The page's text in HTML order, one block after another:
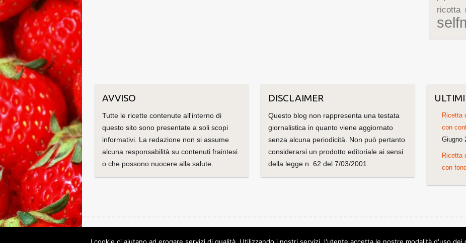
ricotta
AVVISO
Tutte le ricette contenute all'interno di
questo sito sono presentate a soli scopi
informativi. La redazione non si assume
alcuna responsabilità su contenuti fraintesi
o che possono nuocere alla salute.
DISCLAIMER
Questo blog non rappresenta una testata
giornalistica in quanto viene aggiornato
senza alcuna periodicità. Non può pertanto
considerarsi un prodotto editoriale ai sensi
della legge n. 62 del 7/03/2001.
Ricetta
con
Giugno
Ricetta
con